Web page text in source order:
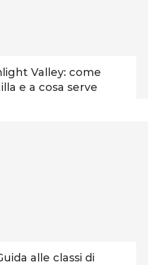
Valley: come
e a cosa serve
alle classi di